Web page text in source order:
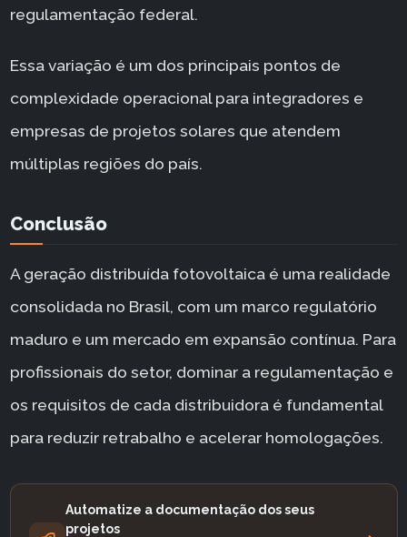
regulamentação federal.
Essa variação é um dos principais pontos de
complexidade operacional para integradores e
empresas de projetos solares que atendem
múltiplas regiões do país.
Conclusão
A geração distribuída fotovoltaica é uma realidade
consolidada no Brasil, com um marco regulatório
maduro e um mercado em expansão contínua. Para
profissionais do setor, dominar a regulamentação e
os requisitos de cada distribuidora é fundamental
para reduzir retrabalho e acelerar homologações.
Automatize a documentação dos seus
projetos